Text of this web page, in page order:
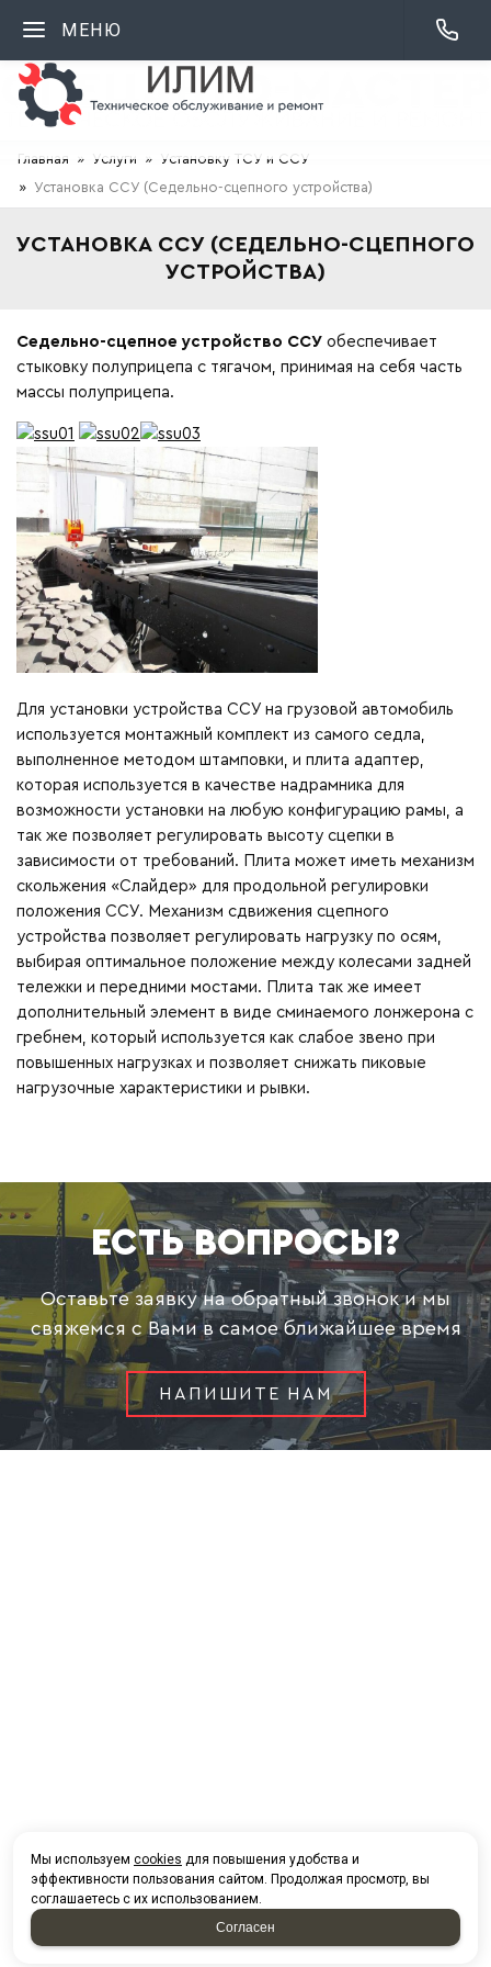
МЕНЮ
Главная Услуги
Установку ТСУ и ССУ
Установка ССУ (Седельно-сцепного устройства)
УСТАНОВКА ССУ (СЕДЕЛЬНО-СЦЕПНОГО
УСТРОЙСТВА)
Седельно-сцепное устройство ССУ обеспечивает
стыковку полуприцепа с тягачом, принимая на себя часть
массы полуприцепа.
Для установки устройства ССУ на грузовой автомобиль
используется монтажный комплект из самого седла,
выполненное методом штамповки, и плита адаптер,
которая используется в качестве надрамника для
возможности установки на любую конфигурацию рамы, а
так же позволяет регулировать высоту сцепки в
зависимости от требований. Плита может иметь механизм
скольжения «Слайдер» для продольной регулировки
положения ССУ. Механизм сдвижения сцепного
устройства позволяет регулировать нагрузку по осям,
выбирая оптимальное положение между колесами задней
тележки и передними мостами. Плита так же имеет
дополнительный элемент в виде сминаемого лонжерона с
гребнем, который используется как слабое звено при
повышенных нагрузках и позволяет снижать пиковые
нагрузочные характеристики и рывки.
ЕСТЬ ВОПРОСЫ?
Оставьте заявку на обратный звонок и мы
свяжемся с Вами в самое ближайшее время
НАПИШИТЕ НАМ
Мы используем cookies для повышения удобства и
эффективности пользования сайтом. Продолжая просмотр, вы
соглашаетесь с их использованием.
Согласен